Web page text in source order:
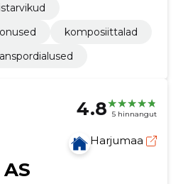
komposiittalad
4.8 5 hinnangut
Harjumaa